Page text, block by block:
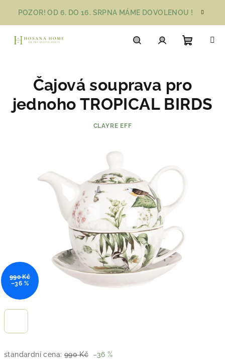
obsah
POZOR! OD 6. DO 16. SRPNA MÁME DOVOLENOU !
košík
standardní cena: 990 Kč –36 %
Čajová souprava pro
jednoho TROPICAL BIRDS
CLAYRE EFF
990 Kč
–36 %